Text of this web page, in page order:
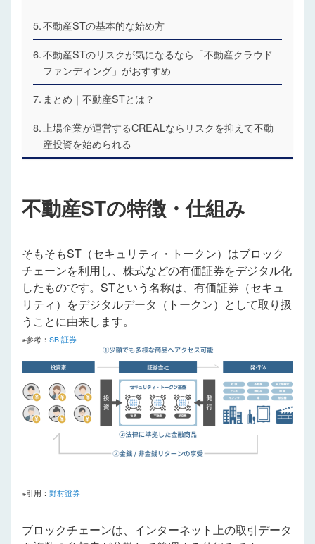
不動産STの基本的な始め方
不動産STのリスクが気になるなら「不動産クラウド
ファンディング」がおすすめ
まとめ｜不動産STとは？
上場企業が運営するCREALならリスクを抑えて不動
産投資を始められる
不動産STの特徴・仕組み
そもそもST（セキュリティ・トークン）はブロック
チェーンを利用し、株式などの有価証券をデジタル化
したものです。STという名称は、有価証券（セキュ
リティ）をデジタルデータ（トークン）として取り扱
うことに由来します。
※参考： SBI証券
※引用： 野村證券
ブロックチェーンは、インターネット上の取引データ